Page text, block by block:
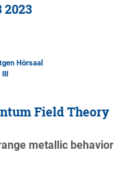
2023
Hörsaal
Field Theory
metallic behavior